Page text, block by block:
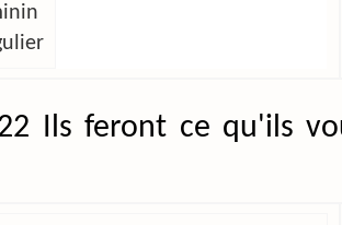
Ils feront ce qu'ils